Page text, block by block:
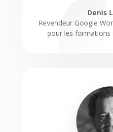
Denis
Revendeur Google
pour les formations